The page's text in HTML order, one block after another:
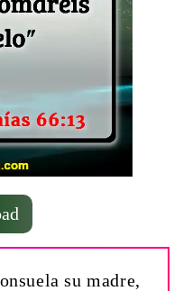
su madre,